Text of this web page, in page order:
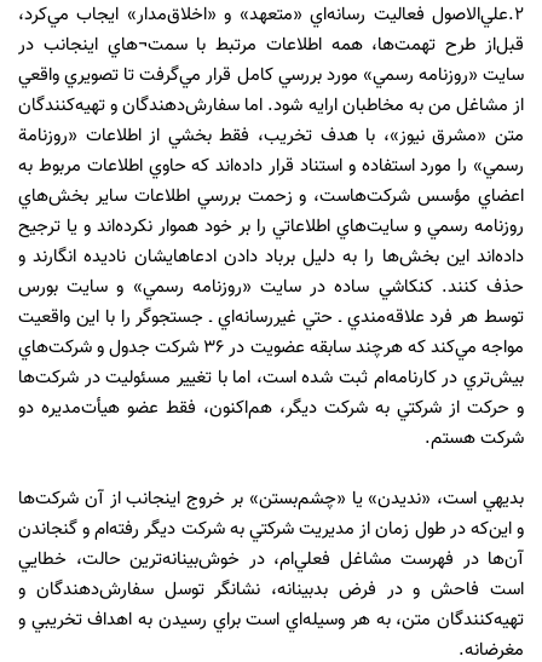
2.علي‌الاصول فعاليت رسانه‌اي «متعهد» و «اخلاق‌مدار» ايجاب مي‌كرد،
قبل‌از طرح تهمت‌ها، همه اطلاعات مرتبط با سمت¬هاي اينجانب در
سايت «روزنامه رسمي» مورد بررسي كامل قرار مي‌گرفت تا تصويري واقعي
از مشاغل من به مخاطبان ارايه شود. اما سفارش‌دهندگان و تهيه‌كنندگان
متن «مشرق نيوز»، با هدف تخريب، فقط بخشي از اطلاعات «روزنامة
رسمي» را مورد استفاده و استناد قرار داده‌اند كه حاوي اطلاعات مربوط به
اعضاي مؤسس شركت‌هاست، و زحمت بررسي اطلاعات ساير بخش‌هاي
روزنامه رسمي و سايت‌هاي اطلاعاتي را بر خود هموار نكرده‌اند و يا ترجيح
داده‌اند اين بخش‌ها را به دليل برباد دادن ادعاهايشان ناديده انگارند و
حذف كنند. كنكاشي ساده در سايت «روزنامه رسمي» و سايت بورس
توسط هر فرد علاقه‌مندي ـ حتي غيررسانه‌اي ـ جستجوگر را با اين واقعيت
مواجه مي‌كند كه هرچند سابقه عضويت در 36 شركت جدول و شركت‌هاي
بيش‌تري در كارنامه‌‌ام ثبت شده است، اما با تغيير مسئوليت در شركت‌ها
و حركت از شركتي به شركت ديگر، هم‌اكنون، فقط عضو هيأت‌مديره دو
شركت هستم.
بديهي است، «نديدن» يا «چشم‌بستن» بر خروج اينجانب از آن شركت‌ها
و اين‌كه در طول زمان از مديريت شركتي به شركت ديگر رفته‌ام و گنجاندن
آن‌ها در فهرست مشاغل فعلي‌ام، در خوش‌بينانه‌ترين حالت، خطايي
است فاحش و در فرض بدبينانه، نشانگر توسل سفارش‌دهندگان و
تهيه‌كنندگان متن، به هر وسيله‌اي است براي رسيدن به اهداف تخريبي و
مغرضانه.